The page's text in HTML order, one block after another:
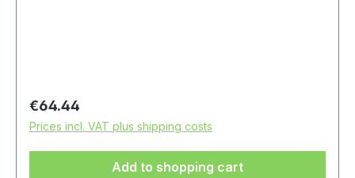
zu bestellen Montagesatz passend für Sentinel
und Fuzion Handprotektoren. Kann einen
Feststellbremsadapter (0615-0047) erfordern.
Regular price:
€64.44
Prices incl. VAT plus shipping costs
Add to shopping cart